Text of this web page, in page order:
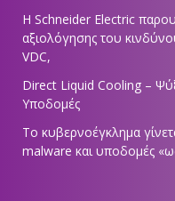
Η Schneider Electric
αξιολόγησης του
VDC,
Direct Liquid Cooling –
Υποδομές
Το κυβερνοέγκλημα
malware και υποδομές